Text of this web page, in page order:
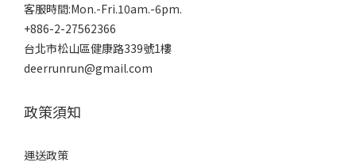
客服時間:Mon.-Fri.10am.-6pm.
+886-2-27562366
台北市松山區健康路339號1樓
deerrunrun@gmail.com
政策須知
運送政策